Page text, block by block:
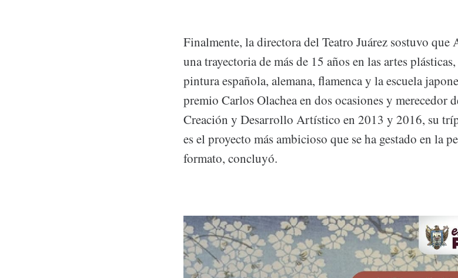
Finalmente, la directora del Teatro Juárez sostuvo
una trayectoria de más de 15 años en las artes
pintura española, alemana, flamenca y la escuela
premio Carlos Olachea en dos ocasiones y merecedor
Creación y Desarrollo Artístico en 2013 y 2016, su
es el proyecto más ambicioso que se ha gestado en la
formato, concluyó.